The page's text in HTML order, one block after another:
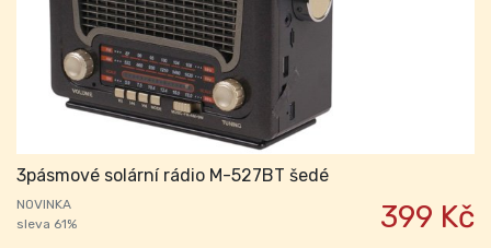
3pásmové solární rádio M-527BT šedé
NOVINKA
sleva 61%
399 Kč